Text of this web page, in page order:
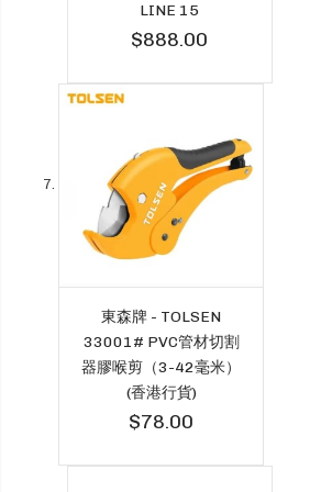
LINE 15
$888.00
東森牌 - TOLSEN
33001# PVC管材切割
器膠喉剪（3-42毫米）
(香港行貨)
$78.00